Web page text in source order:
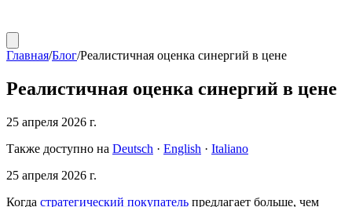
Главная/Блог/Реалистичная оценка синергий в цене
Реалистичная оценка синергий в цене
25 апреля 2026 г.
Также доступно на Deutsch · English · Italiano
25 апреля 2026 г.
Когда стратегический покупатель предлагает больше, чем